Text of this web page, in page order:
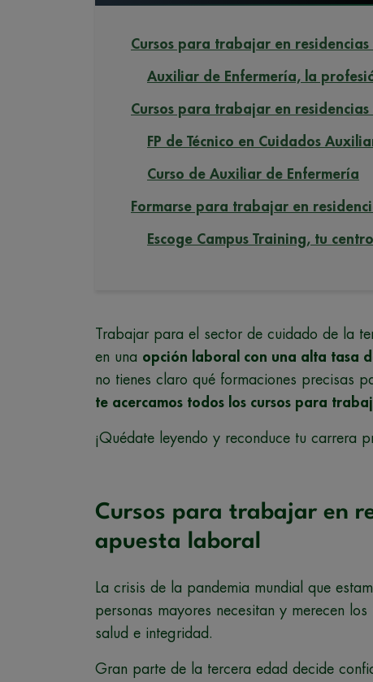
Cursos para trabajar en
Auxiliar de Enfermería, la
Cursos para trabajar en
FP de Técnico en Cuidados
Curso de Auxiliar de Enfermería
Formarse para trabajar en
Escoge Campus Training, tu
Trabajar para el sector de cuidado de la
en una opción laboral con una alta tasa
no tienes claro qué formaciones precisas
te acercamos todos los cursos para
¡Quédate leyendo y reconduce tu carrera
Cursos para trabajar en
apuesta laboral
La crisis de la pandemia mundial que
personas mayores necesitan y merecen
salud e integridad.
Gran parte de la tercera edad decide